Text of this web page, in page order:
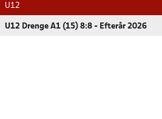
U12
U12 Drenge A1 (15) 8:8 - Efterår 2026